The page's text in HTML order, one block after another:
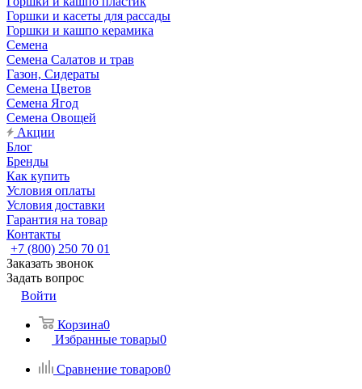
Горшки и касеты для рассады
Горшки и кашпо керамика
Семена
Семена Салатов и трав
Газон, Сидераты
Семена Цветов
Семена Ягод
Семена Овощей
Акции
Блог
Бренды
Как купить
Условия оплаты
Условия доставки
Гарантия на товар
Контакты
+7 (800) 250 70 01
Заказать звонок
Задать вопрос
Войти
Корзина0
Избранные товары0
Сравнение товаров0